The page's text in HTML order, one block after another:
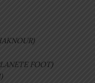
FOOT)